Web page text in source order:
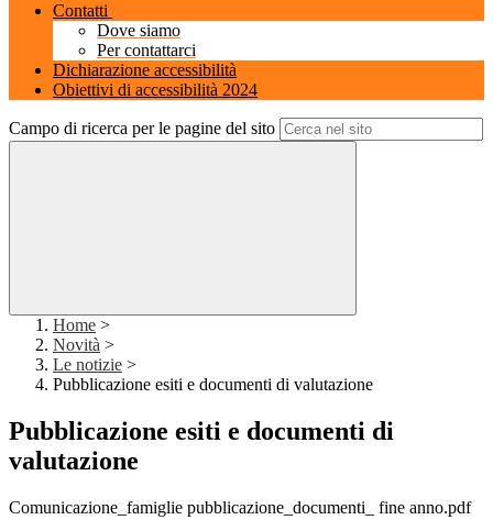
Contatti
Dove siamo
Per contattarci
Dichiarazione accessibilità
Obiettivi di accessibilità 2024
Campo di ricerca per le pagine del sito
Home >
Novità >
Le notizie >
Pubblicazione esiti e documenti di valutazione
Pubblicazione esiti e documenti di
valutazione
Comunicazione_famiglie pubblicazione_documenti_ fine anno.pdf